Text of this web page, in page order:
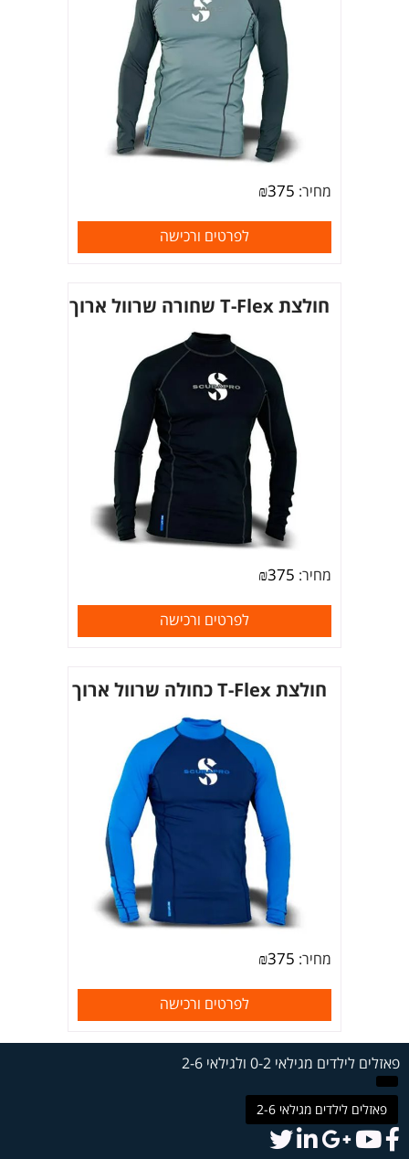
מחיר: ₪375
לפרטים ורכישה
חולצת T-Flex שחורה שרוול ארוך
מחיר: ₪375
לפרטים ורכישה
חולצת T-Flex כחולה שרוול ארוך
מחיר: ₪375
לפרטים ורכישה
פאזלים לילדים מגילאי 0-2 ולגילאי 2-6
פאזלים לילדים מגילאי 2-6